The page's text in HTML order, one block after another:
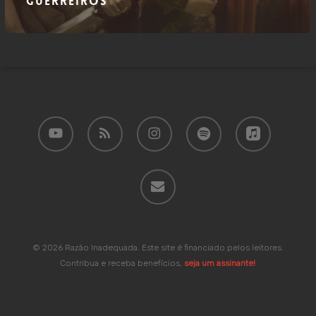
youtube RSS instagram spotify applemusic
email
© 2026 Razão Inadequada. Este site é financiado pelos leitores.
Contribua e receba benefícios, seja um assinante!